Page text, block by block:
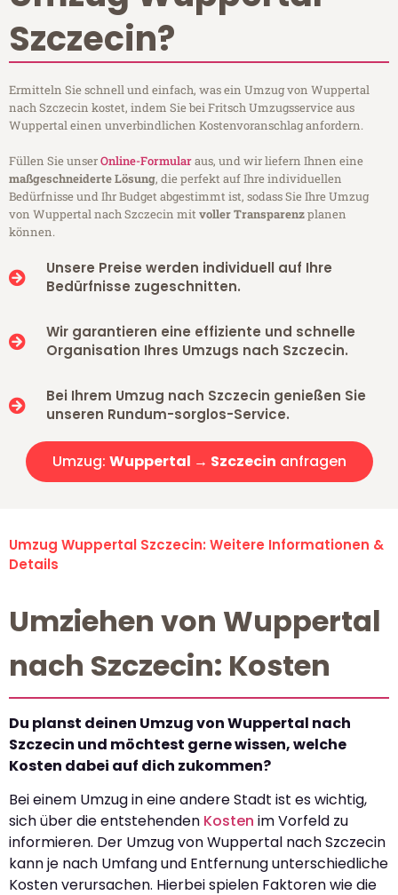
Szczecin?
Ermitteln Sie schnell und einfach, was ein Umzug von Wuppertal
nach Szczecin kostet, indem Sie bei Fritsch Umzugsservice aus
Wuppertal einen unverbindlichen Kostenvoranschlag anfordern.
Füllen Sie unserOnline-Formularaus, und wir liefern Ihnen eine
maßgeschneiderte Lösung, die perfekt auf Ihre individuellen
Bedürfnisse und Ihr Budget abgestimmt ist, sodass Sie Ihre Umzug
von Wuppertal nach Szczecin mitvoller Transparenzplanen
können.
Unsere Preise werden individuell auf Ihre
Bedürfnisse zugeschnitten.
Wir garantieren eine effiziente und schnelle
Organisation Ihres Umzugs nach Szczecin.
Bei Ihrem Umzug nach Szczecin genießen Sie
unseren Rundum-sorglos-Service.
Umzug: Wuppertal → Szczecin anfragen
Umzug Wuppertal Szczecin: Weitere Informationen &
Details
Umziehen von Wuppertal
nach Szczecin: Kosten
Du planst deinen Umzug von Wuppertal nach
Szczecin und möchtest gerne wissen, welche
Kosten dabei auf dich zukommen?
Bei einem Umzug in eine andere Stadt ist es wichtig,
sich über die entstehenden Kosten im Vorfeld zu
informieren. Der Umzug von Wuppertal nach Szczecin
kann je nach Umfang und Entfernung unterschiedliche
Kosten verursachen. Hierbei spielen Faktoren wie die